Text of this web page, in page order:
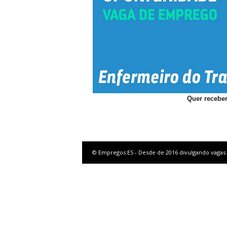
Quer
© Empregos ES - Desde de 2016 divulgando vagas.